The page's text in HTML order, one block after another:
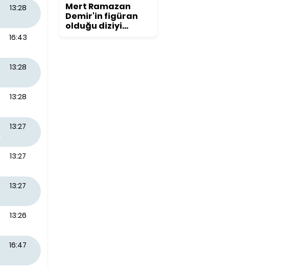
13:28
16:43
13:28
13:28
13:27
13:27
13:27
13:26
16:47
Mert Ramazan
Demir'in figüran
olduğu diziyi